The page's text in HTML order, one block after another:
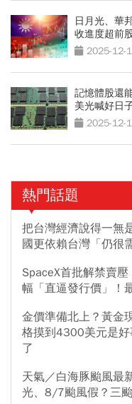
日月光、華
收進度超前
2025-12-
記憶體股還
美光喊好日
場」2025-12-
熱門話題
把台灣經濟說得一無
國更依賴台灣「仍很
SpaceX首批解禁賣
幅「直逼發行價」！
金價準備北上？黃金
格摸到4300美元是
了
天氣／白海豚颱風最
光、8/7颱風假？三